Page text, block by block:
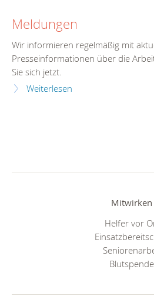
Meldungen
Wir informieren regelmäßig mit
Presseinformationen über die
Sie sich jetzt.
Weiterlesen
Mitwirken
Helfer vor
Blutspende